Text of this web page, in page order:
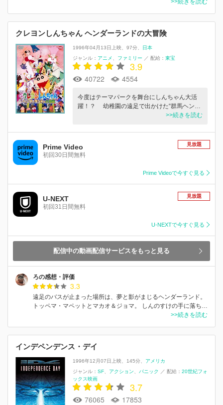
クレヨンしんちゃん ヘンダーランドの大冒険
1996年04月13日上映 97分
日本
ジャンル： アニメ ファミリー ／ 配給： 東宝
3.9
40722 4554
今度はテーマパークを舞台にしんちゃん大活
躍！？ 幼稚園の遠足で出かけた“群馬ヘン…
>>続きを読む
Prime Video
初回30日間無料
見放題
Prime Videoで今すぐ見る
U-NEXT
初回31日間無料
見放題
U-NEXTで今すぐ見る
配信中の動画配信サービスをもっと見る
ろの感想・評価
3.3
遠足のバスが止まった場所は、夢と影がまじるヘンダーランド。
トッペマ・マペットとマカオ＆ジョマ。 しんのすけの手に落ち…
>>続きを読む
インデペンデンス・デイ
1996年12月07日上映 145分
アメリカ
ジャンル： SF アクション パニック ／ 配給： 20世紀フォ
ックス映画
3.7
76065 17853